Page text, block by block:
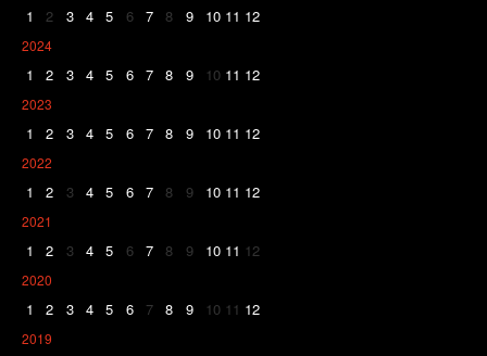
1 2 3 4 5 6 7 8 9 10 11 12
2024
1 2 3 4 5 6 7 8 9 10 11 12
2023
1 2 3 4 5 6 7 8 9 10 11 12
2022
1 2 3 4 5 6 7 8 9 10 11 12
2021
1 2 3 4 5 6 7 8 9 10 11 12
2020
1 2 3 4 5 6 7 8 9 10 11 12
2019